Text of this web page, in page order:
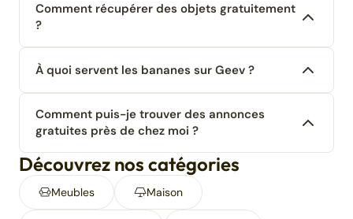
Comment récupérer des objets gratuitement
?
À quoi servent les bananes sur Geev ?
Comment puis-je trouver des annonces
gratuites près de chez moi ?
Découvrez nos catégories
Meubles Maison